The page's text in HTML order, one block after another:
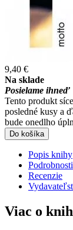
9,40 €
Na sklade
Posielame ihneď
Tento produkt
posledné kusy a
bude onedlho
Do košíka
Popis knihy
Podrobnosti
Recenzie
Viac o